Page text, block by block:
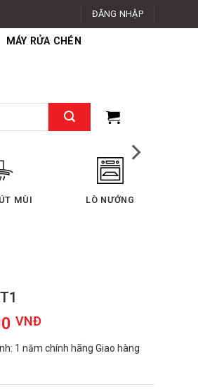
ĐĂNG NHẬP
MÁY RỬA CHÉN
MÙI LÒ NƯỚNG
VNĐGiá
hiện
tại
1 năm chính hãng Giao hàng